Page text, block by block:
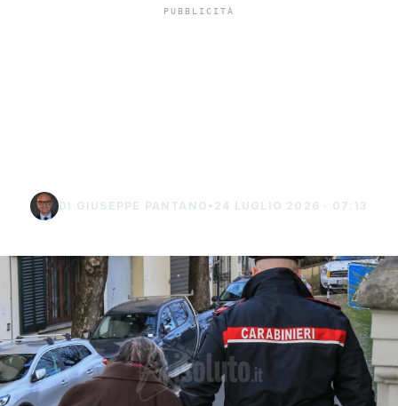
DI GIUSEPPE PANTANO • 24 LUGLIO 2026 · 07:13